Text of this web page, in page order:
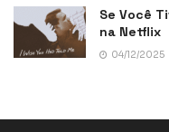
Se Você
na Netflix
04/12/2025